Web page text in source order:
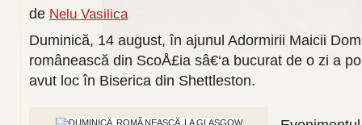
de Nelu Vasilica
Duminică, 14 august, în ajunul Adormirii Maicii
românească din ScoÅ£ia sâ€‘a bucurat de o zi a
avut loc în Biserica din Shettleston.